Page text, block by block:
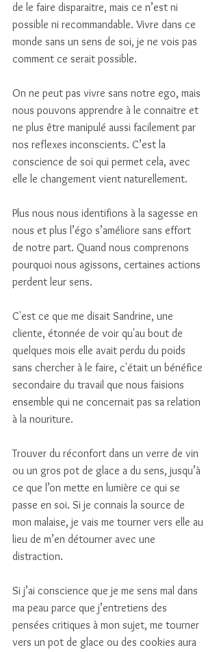
de le faire disparaitre, mais ce n’est ni
possible ni recommandable. Vivre dans ce
monde sans un sens de soi, je ne vois pas
comment ce serait possible.
On ne peut pas vivre sans notre ego, mais
nous pouvons apprendre à le connaitre et
ne plus être manipulé aussi facilement par
nos reflexes inconscients. C’est la
conscience de soi qui permet cela, avec
elle le changement vient naturellement.
Plus nous nous identifions à la sagesse en
nous et plus l’égo s’améliore sans effort
de notre part. Quand nous comprenons
pourquoi nous agissons, certaines actions
perdent leur sens.
C'est ce que me disait Sandrine, une
cliente, étonnée de voir qu'au bout de
quelques mois elle avait perdu du poids
sans chercher à le faire, c'était un bénéfice
secondaire du travail que nous faisions
ensemble qui ne concernait pas sa relation
à la nouriture.
Trouver du réconfort dans un verre de vin
ou un gros pot de glace a du sens, jusqu’à
ce que l’on mette en lumière ce qui se
passe en soi. Si je connais la source de
mon malaise, je vais me tourner vers elle au
lieu de m’en détourner avec une
distraction.
Si j’ai conscience que je me sens mal dans
ma peau parce que j’entretiens des
pensées critiques à mon sujet, me tourner
vers un pot de glace ou des cookies aura